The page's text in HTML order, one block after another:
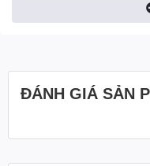
2. Độ chính xác và độ
ĐÁNH GIÁ SẢN